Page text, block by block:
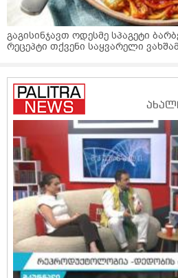
გაგისინჯავთ ოდესმე სპაგეტი
რეცეპტი თქვენი საყვარელი